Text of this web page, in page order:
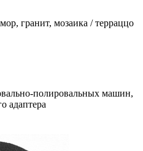
гранит, мозаика / терраццо
полировальных машин,
адаптера